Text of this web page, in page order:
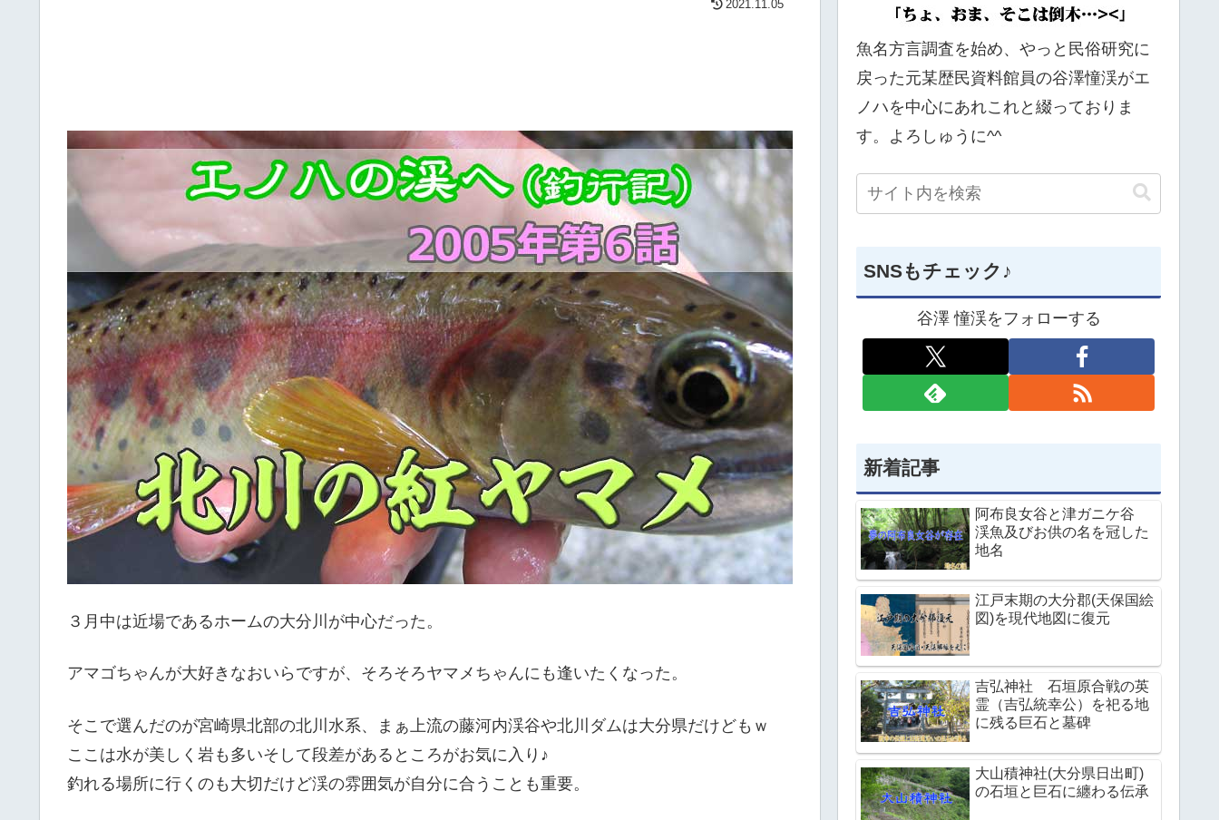
2021.11.05
３月中は近場であるホームの大分川が中心だった。
アマゴちゃんが大好きなおいらですが、そろそろヤマメちゃんにも逢いたくなった。
そこで選んだのが宮崎県北部の北川水系、まぁ上流の藤河内渓谷や北川ダムは大分県だけどもｗ
ここは水が美しく岩も多いそして段差があるところがお気に入り♪
釣れる場所に行くのも大切だけど渓の雰囲気が自分に合うことも重要。
魚名方言調査を始め、やっと民俗研究に
戻った元某歴民資料館員の谷澤憧渓がエ
ノハを中心にあれこれと綴っておりま
す。よろしゅうに^^
SNSもチェック♪
谷澤 憧渓をフォローする
新着記事
阿布良女谷と津ガニケ谷
渓魚及びお供の名を冠した
地名
江戸末期の大分郡(天保国絵
図)を現代地図に復元
吉弘神社 石垣原合戦の英
霊（吉弘統幸公）を祀る地
に残る巨石と墓碑
大山積神社(大分県日出町)
の石垣と巨石に纏わる伝承